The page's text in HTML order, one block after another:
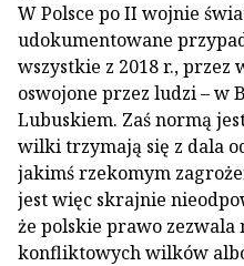
W Polsce po II wojnie
udokumentowane
wszystkie z 2018 r., przez
oswojone przez ludzi – w
Lubuskiem. Zaś normą
wilki trzymają się z dala
jakimś rzekomym
jest więc skrajnie
że polskie prawo zezwala
konfliktowych wilków